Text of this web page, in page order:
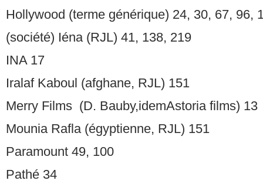
Hollywood (terme générique) 24, 30, 67, 96,
(société) Iéna (RJL) 41, 138, 219
INA 17
Iralaf Kaboul (afghane, RJL) 151
Merry Films (D. Bauby,idemAstoria films) 13
Mounia Rafla (égyptienne, RJL) 151
Paramount 49, 100
Pathé 34